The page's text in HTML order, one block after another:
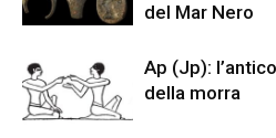
del Mar Nero
Ap (Jp):
della morra